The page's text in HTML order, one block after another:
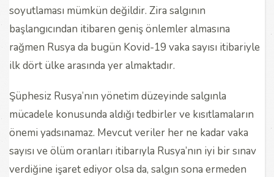
soyutlaması mümkün değildir. Zira salgının
başlangıcından itibaren geniş önlemler almasına
rağmen Rusya da bugün Kovid-19 vaka sayısı itibariyle
ilk dört ülke arasında yer almaktadır.
Şüphesiz Rusya’nın yönetim düzeyinde salgınla
mücadele konusunda aldığı tedbirler ve kısıtlamaların
önemi yadsınamaz. Mevcut veriler her ne kadar vaka
sayısı ve ölüm oranları itibarıyla Rusya’nın iyi bir sınav
verdiğine işaret ediyor olsa da, salgın sona ermeden